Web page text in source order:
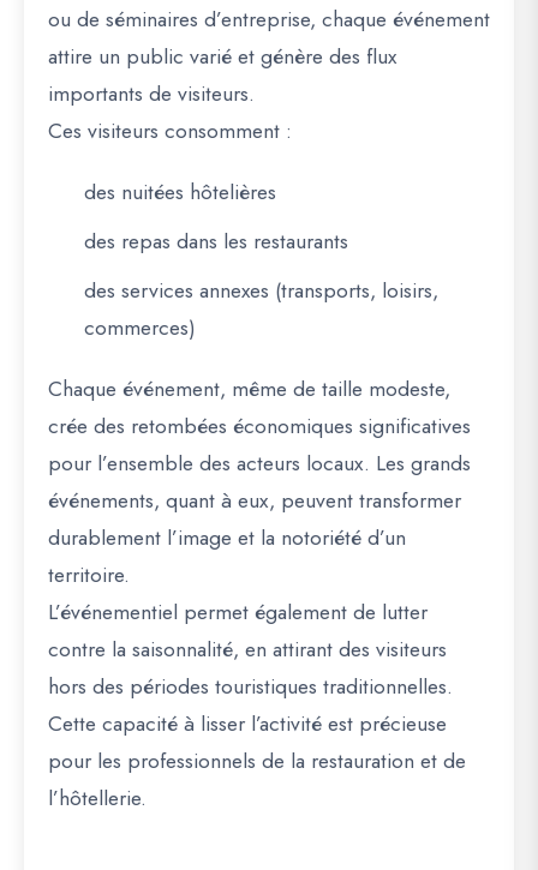
ou de séminaires d’entreprise, chaque événement
attire un public varié et génère des flux
importants de visiteurs.
Ces visiteurs consomment :
des nuitées hôtelières
des repas dans les restaurants
des services annexes (transports, loisirs,
commerces)
Chaque événement, même de taille modeste,
crée des retombées économiques significatives
pour l’ensemble des acteurs locaux. Les grands
événements, quant à eux, peuvent transformer
durablement l’image et la notoriété d’un
territoire.
L’événementiel permet également de lutter
contre la saisonnalité, en attirant des visiteurs
hors des périodes touristiques traditionnelles.
Cette capacité à lisser l’activité est précieuse
pour les professionnels de la restauration et de
l’hôtellerie.